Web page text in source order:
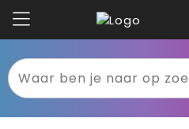
Textiel
Kariban